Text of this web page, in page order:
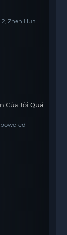
2, Zhen Hun
Của Tôi Quá